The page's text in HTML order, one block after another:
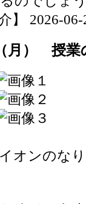
】 2026-
月） 授業
オンのな